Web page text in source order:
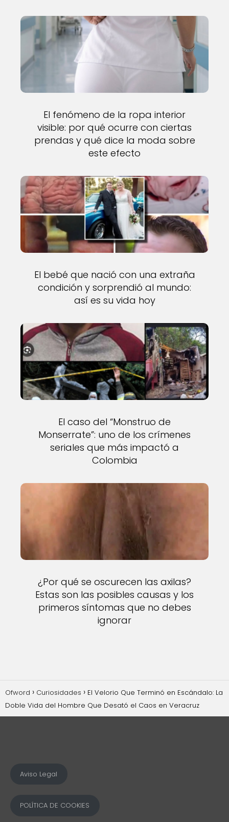
El fenómeno de la ropa interior
visible: por qué ocurre con ciertas
prendas y qué dice la moda sobre
este efecto
El bebé que nació con una extraña
condición y sorprendió al mundo:
así es su vida hoy
El caso del “Monstruo de
Monserrate”: uno de los crímenes
seriales que más impactó a
Colombia
¿Por qué se oscurecen las axilas?
Estas son las posibles causas y los
primeros síntomas que no debes
ignorar
Ofword Curiosidades
El Velorio Que Terminó en Escándalo: La
Doble Vida del Hombre Que Desató el Caos en Veracruz
Aviso Legal
POLÍTICA DE COOKIES